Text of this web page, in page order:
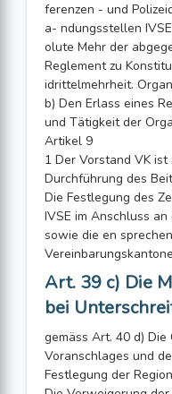
ferenzen - und
a- ndungsstellen
olute Mehr der
Reglement zu
idrittelmehrheit.
b) Den Erlass eines
und Tätigkeit der
Artikel 9
1 Der Vorstand VK
Durchführung des
Die Festlegung des
IVSE im Anschluss
sowie die en
Art. 39 c) Die
bei
gemäss Art. 40 d) Die
Voranschlages und
Festlegung der